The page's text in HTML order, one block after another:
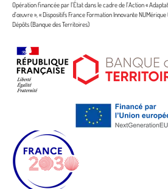
Opération financée par l’État dans le cadre de l’Action «
d’œuvre », « Dispositifs France Formation Innovante NUMérique
Dépôts (Banque des Territoires)